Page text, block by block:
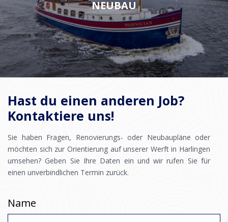
NEUBAU
Hast du einen anderen Job?
Kontaktiere uns!
Sie haben Fragen, Renovierungs- oder Neubaupläne oder
möchten sich zur Orientierung auf unserer Werft in Harlingen
umsehen? Geben Sie Ihre Daten ein und wir rufen Sie für
einen unverbindlichen Termin zurück.
Name